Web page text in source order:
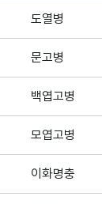
로그램명, 강습
도열병
문고병
백엽고병
모엽고병
이화명충